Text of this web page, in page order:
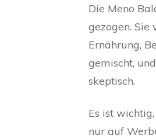
Die Meno
gezogen. Sie
Ernährung,
gemischt,
skeptisch.
Es ist
nur auf